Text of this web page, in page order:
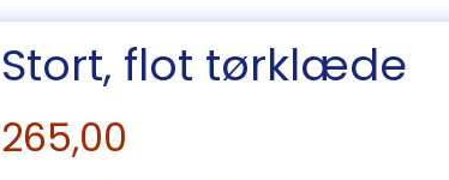
Stort, flot tørklæde
265,00